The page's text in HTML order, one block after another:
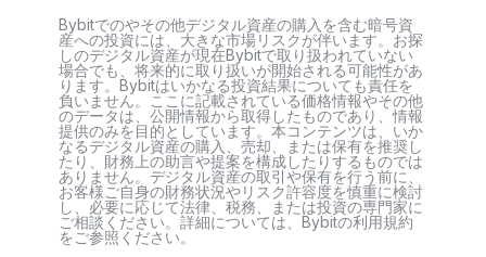
Bybitでのやその他デジタル資産の購入を含む暗号資
産への投資には、大きな市場リスクが伴います。お探
しのデジタル資産が現在Bybitで取り扱われていない
場合でも、将来的に取り扱いが開始される可能性があ
ります。Bybitはいかなる投資結果についても責任を
負いません。ここに記載されている価格情報やその他
のデータは、公開情報から取得したものであり、情報
提供のみを目的としています。本コンテンツは、いか
なるデジタル資産の購入、売却、または保有を推奨し
たり、財務上の助言や提案を構成したりするものでは
ありません。デジタル資産の取引や保有を行う前に、
お客様ご自身の財務状況やリスク許容度を慎重に検討
し、必要に応じて法律、税務、または投資の専門家に
ご相談ください。詳細については、Bybitの利用規約
をご参照ください。